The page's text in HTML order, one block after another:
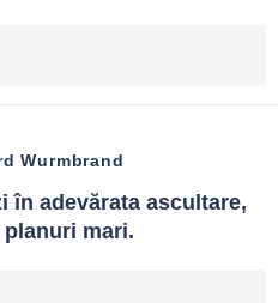
Wurmbrand
în adevărata ascultare,
mari.